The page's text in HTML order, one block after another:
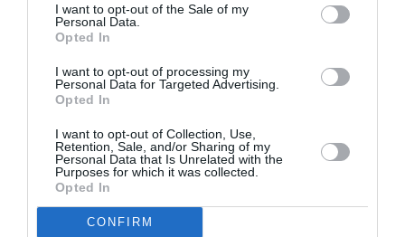
I want to opt-out of the Sale of my
Personal Data.
Opted In
I want to opt-out of processing my
Personal Data for Targeted Advertising.
Opted In
I want to opt-out of Collection, Use,
Retention, Sale, and/or Sharing of my
Personal Data that Is Unrelated with the
Purposes for which it was collected.
Opted In
CONFIRM
O «Οιδίποδας» του
Ρόμπερτ Άικ ξανά
στη Στέγη – Με τους
Νίκο Κουρή & Μαρία
Κεχαγιόγλου
Θεοδώρα,
Αυτοκράτειρα του
Βυζαντίου: Η νέα
ελληνική όπερα του
στο θέατρο